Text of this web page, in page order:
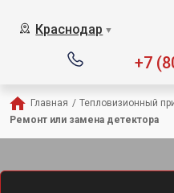
Краснодар ▼
+7
Главная / Тепловизионный
Ремонт или замена детектора